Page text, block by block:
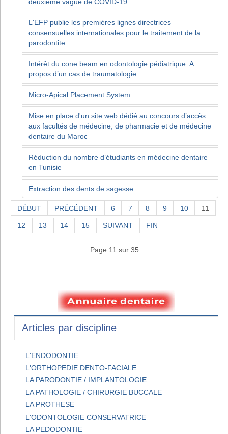
L'EFP publie les premières lignes directrices
consensuelles internationales pour le traitement de la
parodontite
Intérêt du cone beam en odontologie pédiatrique: A
propos d’un cas de traumatologie
Micro-Apical Placement System
Mise en place d'un site web dédié au concours d’accès
aux facultés de médecine, de pharmacie et de médecine
dentaire du Maroc
Réduction du nombre d’étudiants en médecine dentaire
en Tunisie
Extraction des dents de sagesse
DÉBUT PRÉCÉDENT 6 7 8 9 10 11
12 13 14 15 SUIVANT FIN
Page 11 sur 35
Articles par discipline
L'ENDODONTIE
L'ORTHOPEDIE DENTO-FACIALE
LA PARODONTIE / IMPLANTOLOGIE
LA PATHOLOGIE / CHIRURGIE BUCCALE
LA PROTHESE
L'ODONTOLOGIE CONSERVATRICE
LA PEDODONTIE